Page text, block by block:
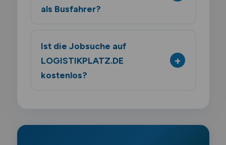
als Busfahrer?
Ist die Jobsuche auf
LOGISTIKPLATZ.DE
kostenlos?